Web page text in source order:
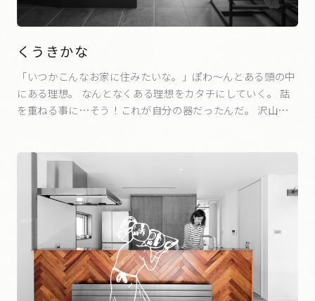
くうきかな
「いつかこんなお家に住みたいな。」ぽわ～んとある頭の中
にある理想。 なんとなくある理想をカタチにしていく。 話
を重ねる事に…そう！これが自分の器だったんだ。 沢山の
況、時間、雰囲気 かな…何かを始める前に出てくるひらめ
かな。」 「今日はこの料理、チャレンジして作ってみようか
な。」 楽しくなるちょっとしたひらめきが、窓越しの景色や
時間と共に、 これからの時間をかさねていく。 それが、く
うきかなという器。